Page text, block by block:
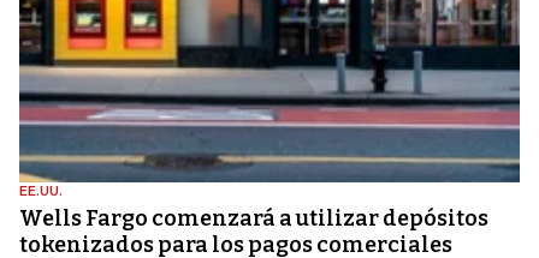
EE.UU.
Wells Fargo comenzará a utilizar depósitos
tokenizados para los pagos comerciales